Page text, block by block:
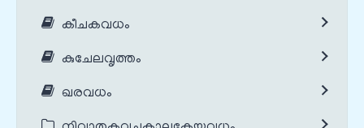
കീചകവധം
കുചേലവൃത്തം
ഖരവധം